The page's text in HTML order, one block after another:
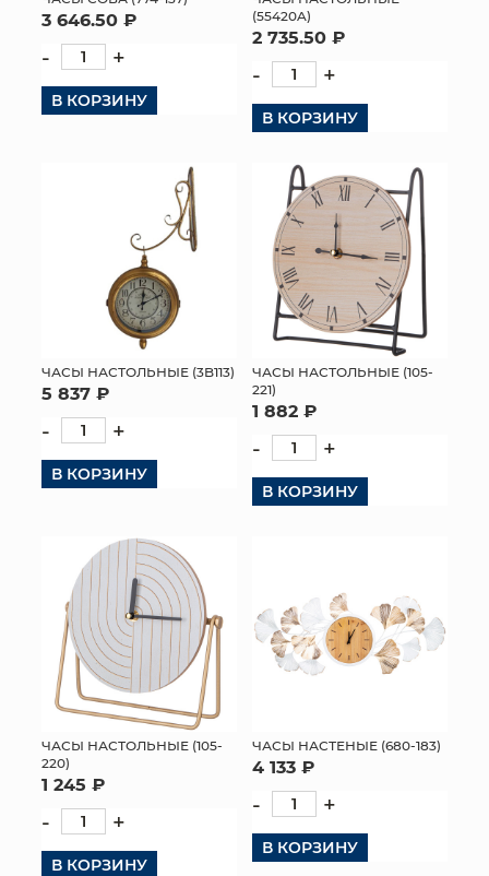
МЯГКИЕ ИГРУШКИ
КОРЗИНЫ
ЯЩИКИ
ИСКУССТВЕННЫЕ ЦВЕТЫ
ПАКЕТЫ И СУМКИ
ПОДАРОЧНЫЕ КАРТЫ
ОПТОВЫМ КЛИЕНТАМ
ДОСТАВКА И ОПЛАТА
КОНТАКТЫ
3 646.50 ₽
- +
В КОРЗИНУ
(55420A)
2 735.50 ₽
- +
В КОРЗИНУ
ЧАСЫ НАСТОЛЬНЫЕ (3B113)
5 837 ₽
- +
В КОРЗИНУ
ЧАСЫ НАСТОЛЬНЫЕ (105-
221)
1 882 ₽
- +
В КОРЗИНУ
ЧАСЫ НАСТОЛЬНЫЕ (105-
220)
1 245 ₽
- +
В КОРЗИНУ
ЧАСЫ НАСТЕНЫЕ (680-183)
4 133 ₽
- +
В КОРЗИНУ